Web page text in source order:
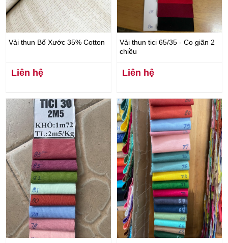
Vải thun Bố Xước 35% Cotton
Liên hệ
Vải thun tici 65/35 - Co giãn 2
chiều
Liên hệ